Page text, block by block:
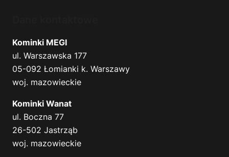
Kominki MEGI
ul. Warszawska 177
05-092 Łomianki k. Warszawy
woj. mazowieckie
Kominki Wanat
ul. Boczna 77
26-502 Jastrząb
woj. mazowieckie